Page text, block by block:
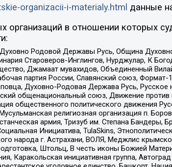
organizacii-i-materialy.html данные
организаций в отношении которых
Родовой Державы Русь, Община
Староверов-Инглингов, Нурджулар, К
Джамаат мувахидов, Объединенный
партия России, Славянский союз,
Духовно-Родовая Держава Русь, Русское
общенациональный союз, Движение против
общественного политического движения
религиозная организация п.
армия, Тризуб им. Степана Бандеры,
Инициатива, TulaSkins,
народа г. Астрахани, ВОЛЯ, Меджлис
Штольц, В честь иконы Божией
Каракольская инициативная группа,